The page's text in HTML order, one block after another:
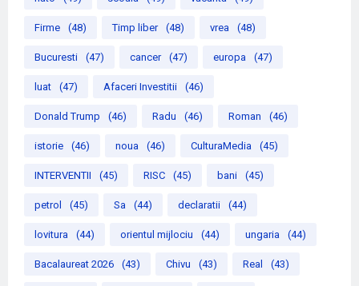
Firme (48) Timp liber (48) vrea (48)
Bucuresti (47) cancer (47) europa (47)
luat (47) Afaceri Investitii (46)
Donald Trump (46) Radu (46) Roman (46)
istorie (46) noua (46) CulturaMedia (45)
INTERVENTII (45) RISC (45) bani (45)
petrol (45) Sa (44) declaratii (44)
lovitura (44) orientul mijlociu (44) ungaria (44)
Bacalaureat 2026 (43) Chivu (43) Real (43)